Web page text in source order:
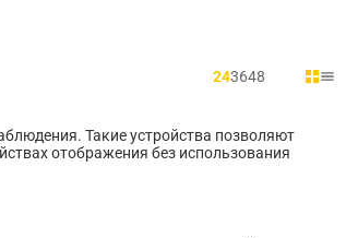
243648
Такие устройства позволяют
отображения без использования